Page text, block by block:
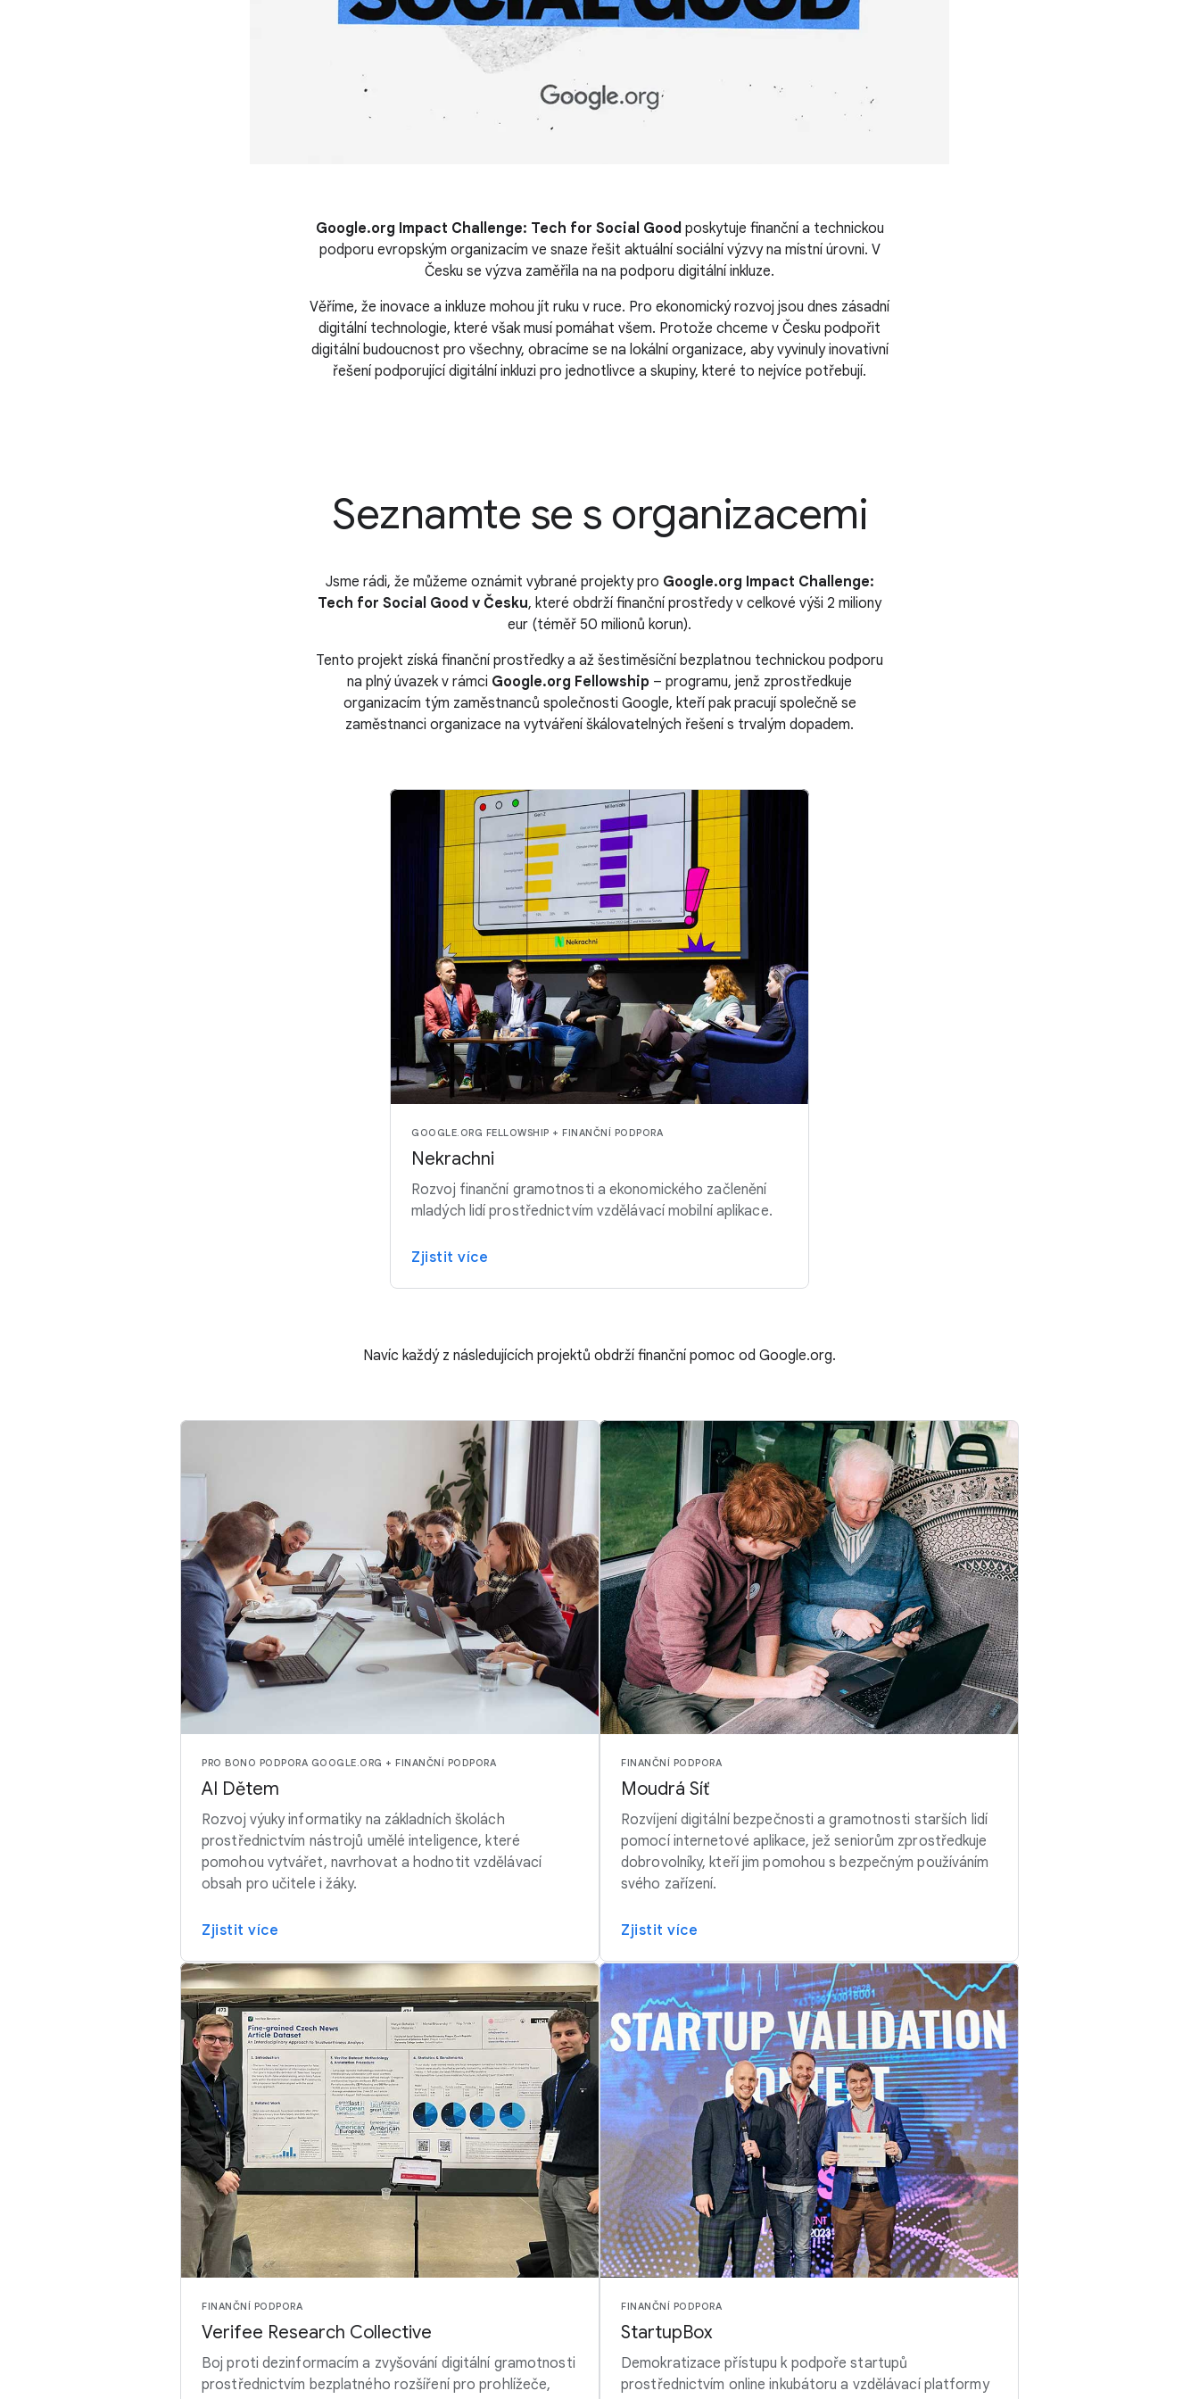
Google.org Impact Challenge: Tech for Social Good poskytuje finanční a technickou
podporu evropským organizacím ve snaze řešit aktuální sociální výzvy na místní úrovni. V
Česku se výzva zaměřila na na podporu digitální inkluze.
Věříme, že inovace a inkluze mohou jít ruku v ruce. Pro ekonomický rozvoj jsou dnes zásadní
digitální technologie, které však musí pomáhat všem. Protože chceme v Česku podpořit
digitální budoucnost pro všechny, obracíme se na lokální organizace, aby vyvinuly inovativní
řešení podporující digitální inkluzi pro jednotlivce a skupiny, které to nejvíce potřebují.
Seznamte se s organizacemi
Jsme rádi, že můžeme oznámit vybrané projekty pro Google.org Impact Challenge:
Tech for Social Good v Česku, které obdrží finanční prostředy v celkové výši 2 miliony
eur (téměř 50 milionů korun).
Tento projekt získá finanční prostředky a až šestiměsíční bezplatnou technickou podporu
na plný úvazek v rámci Google.org Fellowship – programu, jenž zprostředkuje
organizacím tým zaměstnanců společnosti Google, kteří pak pracují společně se
zaměstnanci organizace na vytváření škálovatelných řešení s trvalým dopadem.
GOOGLE.ORG FELLOWSHIP + FINANČNÍ PODPORA
Nekrachni
Rozvoj finanční gramotnosti a ekonomického začlenění
mladých lidí prostřednictvím vzdělávací mobilní aplikace.
Zjistit více
Navíc každý z následujících projektů obdrží finanční pomoc od Google.org.
PRO BONO PODPORA GOOGLE.ORG + FINANČNÍ PODPORA
AI Dětem
Rozvoj výuky informatiky na základních školách
prostřednictvím nástrojů umělé inteligence, které
pomohou vytvářet, navrhovat a hodnotit vzdělávací
obsah pro učitele i žáky.
Zjistit více
FINANČNÍ PODPORA
Moudrá Síť
Rozvíjení digitální bezpečnosti a gramotnosti starších lidí
pomocí internetové aplikace, jež seniorům zprostředkuje
dobrovolníky, kteří jim pomohou s bezpečným používáním
svého zařízení.
Zjistit více
FINANČNÍ PODPORA
Verifee Research Collective
Boj proti dezinformacím a zvyšování digitální gramotnosti
prostřednictvím bezplatného rozšíření pro prohlížeče,
FINANČNÍ PODPORA
StartupBox
Demokratizace přístupu k podpoře startupů
prostřednictvím online inkubátoru a vzdělávací platformy